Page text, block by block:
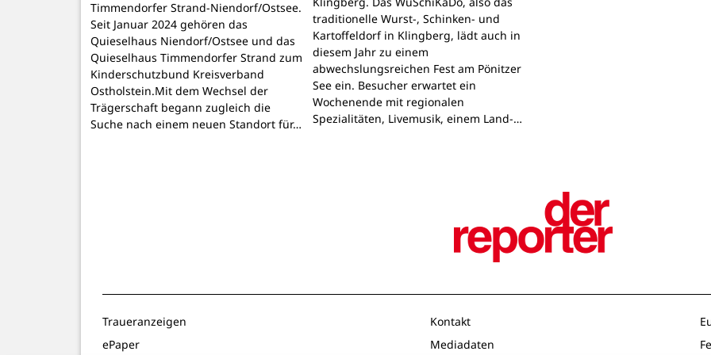
Timmendorfer Strand-Niendorf/Ostsee.
Seit Januar 2024 gehören das
Quieselhaus Niendorf/Ostsee und das
Quieselhaus Timmendorfer Strand zum
Kinderschutzbund Kreisverband
Ostholstein.Mit dem Wechsel der
Trägerschaft begann zugleich die
Suche nach einem neuen Standort für…
traditionelle Wurst-, Schinken- und
Kartoffeldorf in Klingberg, lädt auch in
diesem Jahr zu einem
abwechslungsreichen Fest am Pönitzer
See ein. Besucher erwartet ein
Wochenende mit regionalen
Spezialitäten, Livemusik, einem Land-…
Traueranzeigen
ePaper
Kontakt
Mediadaten